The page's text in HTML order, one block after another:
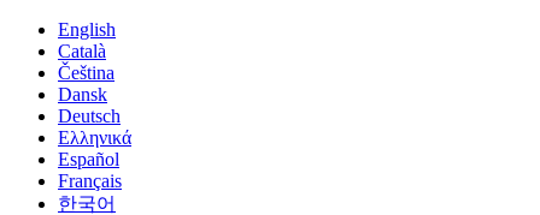
English
Català
Čeština
Dansk
Deutsch
Ελληνικά
Español
Français
한국어